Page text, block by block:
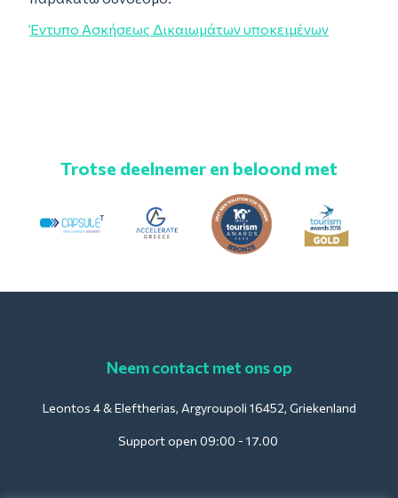
Έντυπο Ασκήσεως Δικαιωμάτων υποκειμένων
Trotse deelnemer en beloond met
Neem contact met ons op
Leontos 4 & Eleftherias, Argyroupoli 16452, Griekenland
Support open 09:00 - 17.00